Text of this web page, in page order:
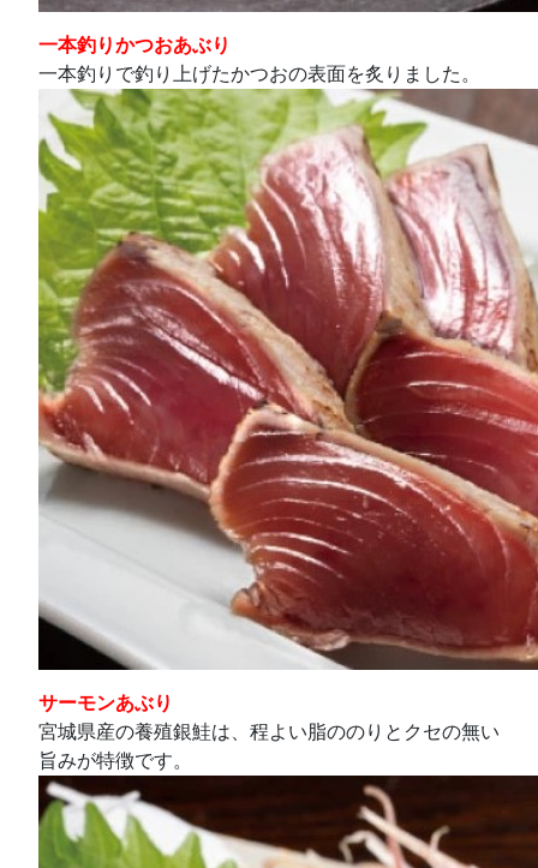
一本釣りかつおあぶり
一本釣りで釣り上げたかつおの表面を炙りました。
サーモンあぶり
宮城県産の養殖銀鮭は、程よい脂ののりとクセの無い
旨みが特徴です。